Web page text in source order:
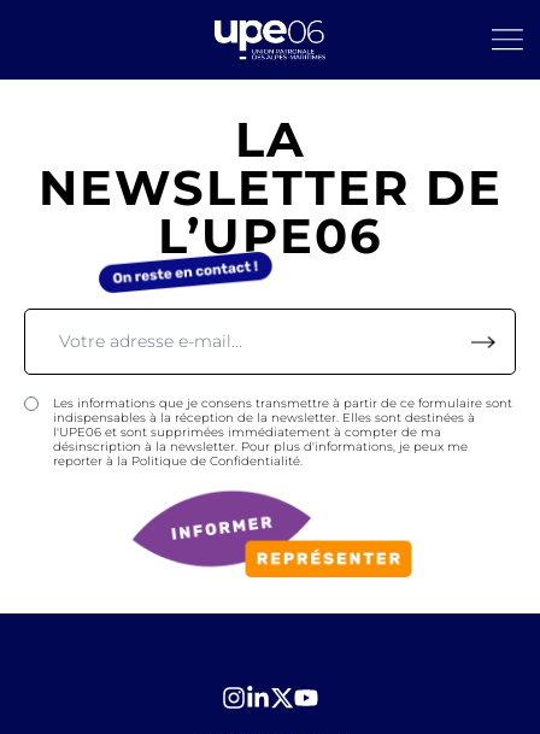
LA
NEWSLETTER DE
L’UPE06
Les informations que je consens transmettre à partir de ce formulaire sont
indispensables à la réception de la newsletter. Elles sont destinées à
l'UPE06 et sont supprimées immédiatement à compter de ma
désinscription à la newsletter. Pour plus d'informations, je peux me
reporter à la Politique de Confidentialité.